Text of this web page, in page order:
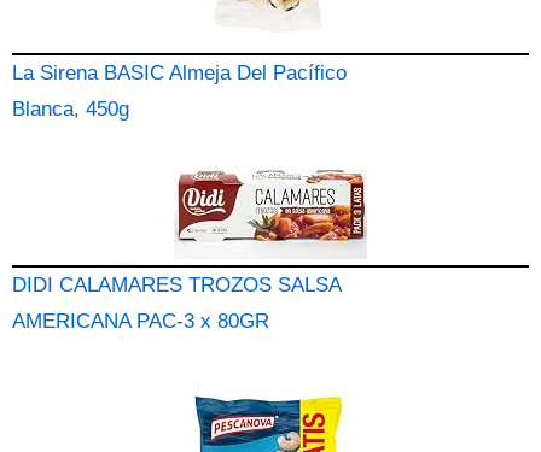
La Sirena BASIC Almeja Del Pacífico
Blanca, 450g
DIDI CALAMARES TROZOS SALSA
AMERICANA PAC-3 x 80GR